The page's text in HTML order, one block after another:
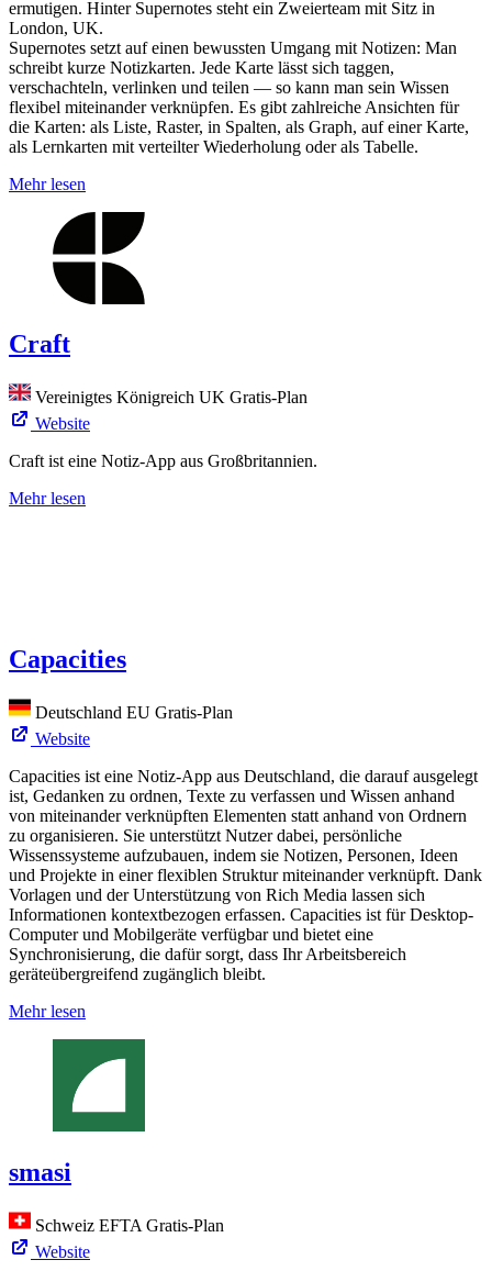
ermutigen. Hinter Supernotes steht ein Zweierteam mit Sitz in
London, UK.
Supernotes setzt auf einen bewussten Umgang mit Notizen: Man
schreibt kurze Notizkarten. Jede Karte lässt sich taggen,
verschachteln, verlinken und teilen — so kann man sein Wissen
flexibel miteinander verknüpfen. Es gibt zahlreiche Ansichten für
die Karten: als Liste, Raster, in Spalten, als Graph, auf einer Karte,
als Lernkarten mit verteilter Wiederholung oder als Tabelle.
Mehr lesen
Craft
Vereinigtes Königreich UK Gratis-Plan
Website
Craft ist eine Notiz-App aus Großbritannien.
Mehr lesen
Capacities
Deutschland EU Gratis-Plan
Website
Capacities ist eine Notiz-App aus Deutschland, die darauf ausgelegt
ist, Gedanken zu ordnen, Texte zu verfassen und Wissen anhand
von miteinander verknüpften Elementen statt anhand von Ordnern
zu organisieren. Sie unterstützt Nutzer dabei, persönliche
Wissenssysteme aufzubauen, indem sie Notizen, Personen, Ideen
und Projekte in einer flexiblen Struktur miteinander verknüpft. Dank
Vorlagen und der Unterstützung von Rich Media lassen sich
Informationen kontextbezogen erfassen. Capacities ist für Desktop-
Computer und Mobilgeräte verfügbar und bietet eine
Synchronisierung, die dafür sorgt, dass Ihr Arbeitsbereich
geräteübergreifend zugänglich bleibt.
Mehr lesen
smasi
Schweiz EFTA Gratis-Plan
Website